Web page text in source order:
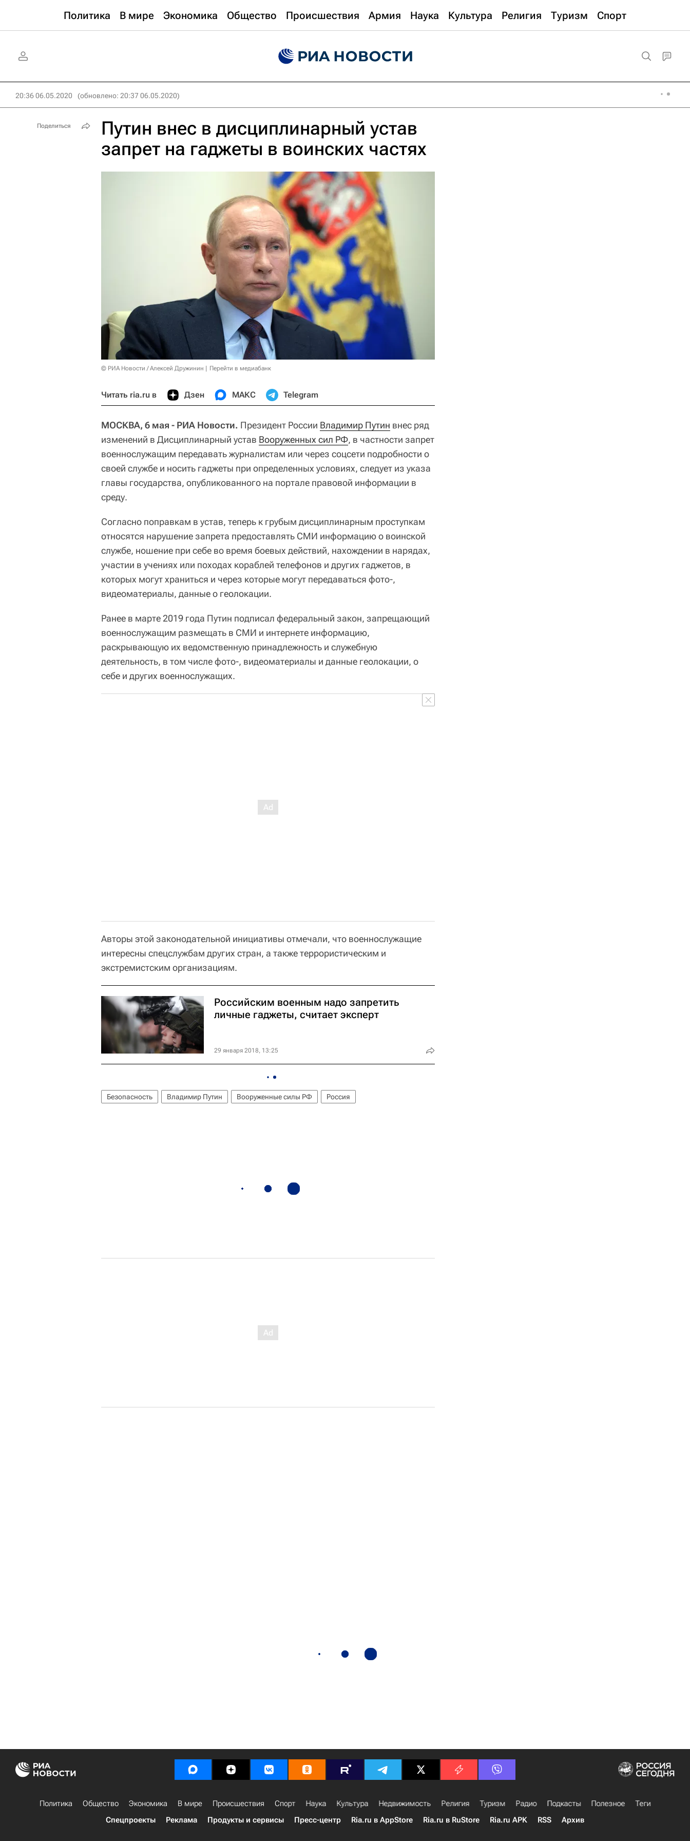
Политика В мире Экономика Общество Происшествия Армия Наука Культура Религия Туризм Спорт
20:36 06.05.2020 (обновлено: 20:37 06.05.2020)
Путин внес в дисциплинарный устав
запрет на гаджеты в воинских частях
© РИА Новости / Алексей Дружинин Перейти в медиабанк
Читать ria.ru в Дзен МАКС Telegram
МОСКВА, 6 мая - РИА Новости. Президент России Владимир Путин внес ряд
изменений в Дисциплинарный устав Вооруженных сил РФ, в частности запрет
военнослужащим передавать журналистам или через соцсети подробности о
своей службе и носить гаджеты при определенных условиях, следует из указа
главы государства, опубликованного на портале правовой информации в
среду.
Согласно поправкам в устав, теперь к грубым дисциплинарным проступкам
относятся нарушение запрета предоставлять СМИ информацию о воинской
службе, ношение при себе во время боевых действий, нахождении в нарядах,
участии в учениях или походах кораблей телефонов и других гаджетов, в
которых могут храниться и через которые могут передаваться фото-,
видеоматериалы, данные о геолокации.
Ранее в марте 2019 года Путин подписал федеральный закон, запрещающий
военнослужащим размещать в СМИ и интернете информацию,
раскрывающую их ведомственную принадлежность и служебную
деятельность, в том числе фото-, видеоматериалы и данные геолокации, о
себе и других военнослужащих.
Авторы этой законодательной инициативы отмечали, что военнослужащие
интересны спецслужбам других стран, а также террористическим и
экстремистским организациям.
Российским военным надо запретить
личные гаджеты, считает эксперт
29 января 2018, 13:25
Безопасность Владимир Путин Вооруженные силы РФ Россия
Поделиться
Политика Общество Экономика В мире Происшествия Спорт Наука Культура Недвижимость Религия Туризм Радио Подкасты Полезное
Теги
Спецпроекты
Реклама Продукты и сервисы Пресс-центр Ria.ru в AppStore Ria.ru в RuStore Ria.ru APK RSS Архив